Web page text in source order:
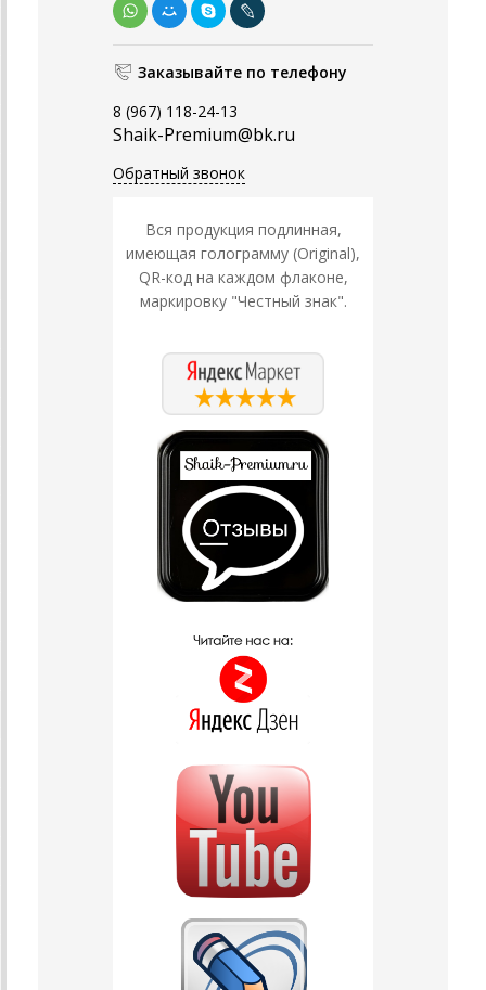
Заказывайте по телефону
8 (967) 118-24-13
Shaik-Premium@bk.ru
Обратный звонок
Вся продукция подлинная,
имеющая голограмму (Original),
QR-код на каждом флаконе,
маркировку "Честный знак".